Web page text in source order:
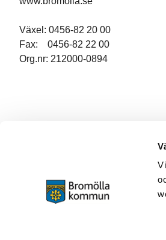
Växel: 0456-82 20 00
Fax: 0456-82 22 00
Org.nr: 212000-0894